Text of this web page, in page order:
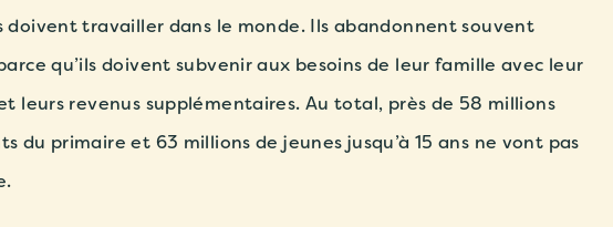
doivent travailler dans le monde. Ils abandonnent souvent
qu’ils doivent subvenir aux besoins de leur famille avec leur
leurs revenus supplémentaires. Au total, près de 58 millions
du primaire et 63 millions de jeunes jusqu’à 15 ans ne vont pas